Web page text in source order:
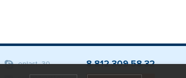
eplast_30
8 812 309 58 32